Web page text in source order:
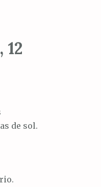
12
de sol.